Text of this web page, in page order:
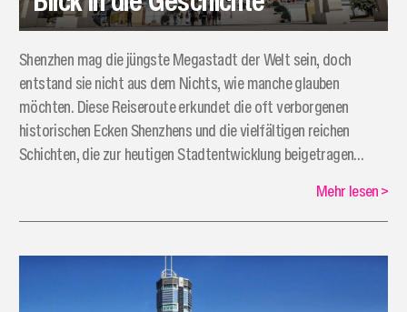
​Shenzhen mag die jüngste Megastadt der Welt sein, doch
entstand sie nicht aus dem Nichts, wie manche glauben
möchten. Diese Reiseroute erkundet die oft verborgenen
historischen Ecken Shenzhens und die vielfältigen reichen
Schichten, die zur heutigen Stadtentwicklung beigetragen
Mehr lesen>